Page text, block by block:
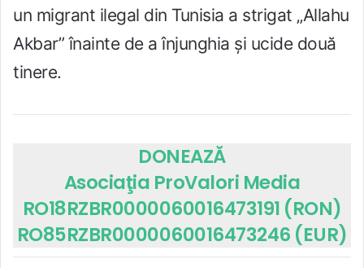
un migrant ilegal din Tunisia a strigat „Allahu
Akbar” înainte de a înjunghia și ucide două
tinere.
DONEAZĂ
Asociaţia ProValori Media
RO18RZBR0000060016473191 (RON)
RO85RZBR0000060016473246 (EUR)